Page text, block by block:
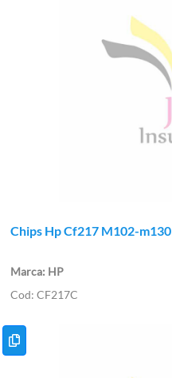
Chips Hp Cf217 M102-m130
HP
CF217C